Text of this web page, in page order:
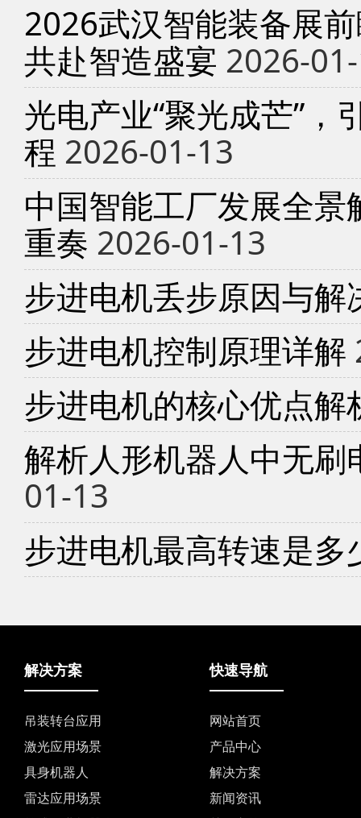
2026武汉智能装备展
共赴智造盛宴 2026-
光电产业“聚光成芒”，
程 2026-01-13
中国智能工厂发展全
重奏 2026-01-13
步进电机丢步原因与解
步进电机控制原理详解
步进电机的核心优点解
解析人形机器人中无
01-13
步进电机最高转速是多
解决方案
吊装转台应用
激光应用场景
具身机器人
雷达应用场景
快速导航
网站首页
产品中心
解决方案
新闻资讯